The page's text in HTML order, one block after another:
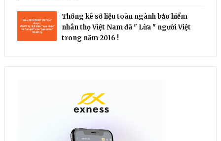
Thống kê số liệu toàn ngành bảo hiểm
nhân thọ Việt Nam đã " Lừa " người Việt
trong năm 2016 !